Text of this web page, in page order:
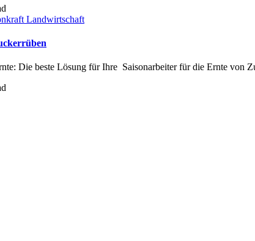
Landwirtschaft
Die beste Lösung für Ihre Saisonarbeiter für die Ernte